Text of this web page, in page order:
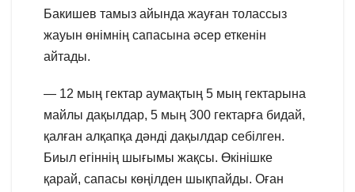
Бакишев тамыз айында жауған толассыз
жауын өнімнің сапасына әсер еткенін
айтады.
— 12 мың гектар аумақтың 5 мың гектарына
майлы дақылдар, 5 мың 300 гектарға бидай,
қалған алқапқа дәнді дақылдар себілген.
Биыл егіннің шығымы жақсы. Өкінішке
қарай, сапасы көңілден шықпайды. Оған